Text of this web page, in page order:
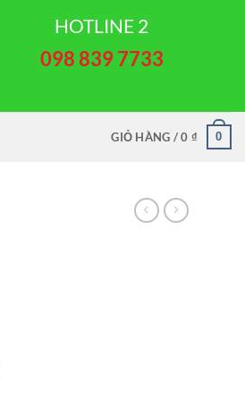
HOTLINE 2
098 839 7733
GIỎ HÀNG /0 ₫ 0